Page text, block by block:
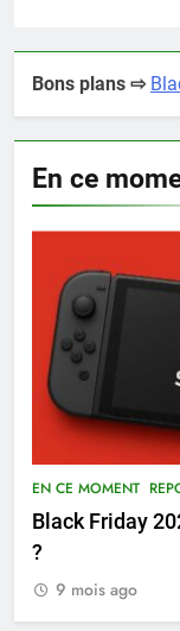
Bons plans ⇨
En ce
EN CE MOMENT
Black Friday
?
9 mois ago